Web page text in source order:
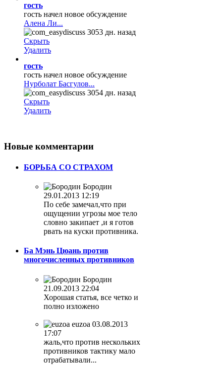
гость
гость начел новое обсуждение
Алена Ли...
3053 дн. назад
Скрыть
Удалить
гость
гость начел новое обсуждение
Нурболат Басгулов...
3054 дн. назад
Скрыть
Удалить
Новые комментарии
БОРЬБА СО СТРАХОМ
Бородин
29.01.2013 12:19
По себе замечал,что при
ощущении угрозы мое тело
словно закипает ,и я готов
рвать на куски противника.
Ба Мэнь Цюань против
многочисленных противников
Бородин
21.09.2013 22:04
Хорошая статья, все четко и
полно изложено
euzoa 03.08.2013
17:07
жаль,что против нескольких
противников тактику мало
отрабатывали...